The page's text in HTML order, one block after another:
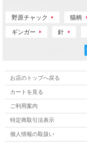
野原チャック 猫柄
ギンガー 針
お店のトップへ戻る
カートを見る
ご利用案内
特定商取引法表示
個人情報の取扱い